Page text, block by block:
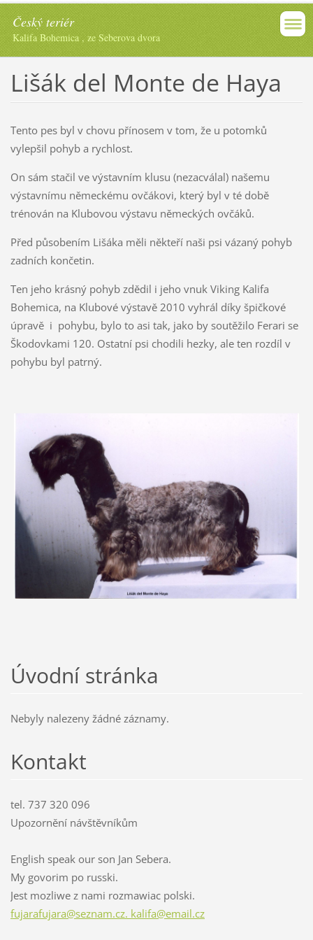
Český teriér
Kalifa Bohemica , ze Seberova dvora
Lišák del Monte de Haya
Tento pes byl v chovu přínosem v tom, že u potomků
vylepšil pohyb a rychlost.
On sám stačil ve výstavním klusu (nezacválal) našemu
výstavnímu německému ovčákovi, který byl v té době
trénován na Klubovou výstavu německých ovčáků.
Před působením Lišáka měli někteří naši psi vázaný pohyb
zadních končetin.
Ten jeho krásný pohyb zdědil i jeho vnuk Viking Kalifa
Bohemica, na Klubové výstavě 2010 vyhrál díky špičkové
úpravě i pohybu, bylo to asi tak, jako by soutěžilo Ferari se
Škodovkami 120. Ostatní psi chodili hezky, ale ten rozdíl v
pohybu byl patrný.
Úvodní stránka
Nebyly nalezeny žádné záznamy.
Kontakt
tel. 737 320 096
Upozornění návštěvníkům
English speak our son Jan Sebera.
My govorim po russki.
Jest mozliwe z nami rozmawiac polski.
fujarafujara@seznam.cz. kalifa@email.cz